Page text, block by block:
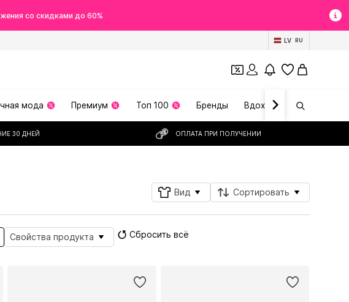
со скидками до 60%
LV RU
мода Премиум Топ 100 Бренды Вдохновение
30 ДНЕЙ ОПЛАТА ПРИ ПОЛУЧЕНИИ
Вид Сортировать
Свойства продукта Сбросить всё